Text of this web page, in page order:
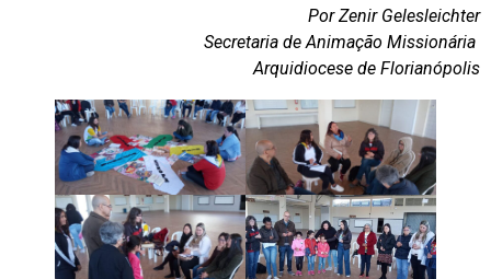
Por Zenir Gelesleichter
Secretaria de Animação Missionária
Arquidiocese de Florianópolis